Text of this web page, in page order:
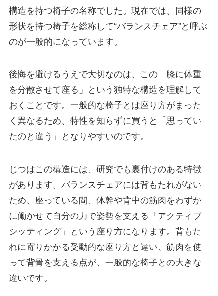
構造を持つ椅子の名称でした。現在では、同様の
形状を持つ椅子を総称して“バランスチェア”と呼ぶ
のが一般的になっています。
後悔を避けるうえで大切なのは、この「膝に体重
を分散させて座る」という独特な構造を理解して
おくことです。一般的な椅子とは座り方がまった
く異なるため、特性を知らずに買うと「思ってい
たのと違う」となりやすいのです。
じつはこの構造には、研究でも裏付けのある特徴
があります。バランスチェアには背もたれがない
ため、座っている間、体幹や背中の筋肉をわずか
に働かせて自分の力で姿勢を支える「アクティブ
シッティング」という座り方になります。背もた
れに寄りかかる受動的な座り方と違い、筋肉を使
って背骨を支える点が、一般的な椅子との大きな
違いです。